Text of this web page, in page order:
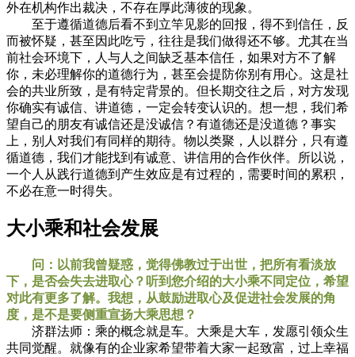
外在机构作出裁决，不存在厚此薄彼的现象。
至于遵循道德后看不到立竿见影的回报，得不到信任，反
而被怀疑，甚至因此吃亏，往往是我们做得还不够。尤其在当
前社会环境下，人与人之间缺乏基本信任，如果对方不了解
你，未必理解你的道德行为，甚至会提防你别有用心。这是社
会的共业所致，是有特定背景的。但长期交往之后，对方发现
你确实有诚信、讲道德，一定会转变认识的。想一想，我们希
望自己的朋友有诚信还是没诚信？有道德还是没道德？事实
上，别人对我们有同样的期待。物以类聚，人以群分，只有遵
循道德，我们才能找到有诚意、讲信用的合作伙伴。所以说，
一个人从践行道德到产生效应是有过程的，需要时间的累积，
不必在意一时得失。
大小乘和社会发展
问：以前我曾疑惑，觉得佛教过于出世，把所有看淡放
下，是否会失去进取心？听到您介绍的大小乘不同定位，希望
对此有更多了解。我想，从鼓励进取心及促进社会发展的角
度，是不是要侧重宣扬大乘思想？
济群法师：乘的概念就是车。大乘是大车，发愿引领众生
共同觉醒。就像有的企业家希望带着大家一起致富，过上幸福